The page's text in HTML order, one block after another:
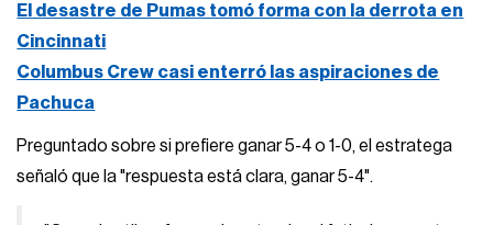
El desastre de Pumas tomó forma con la derrota en
Cincinnati
Columbus Crew casi enterró las aspiraciones de
Pachuca
Preguntado sobre si prefiere ganar 5-4 o 1-0, el estratega
señaló que la "respuesta está clara, ganar 5-4".